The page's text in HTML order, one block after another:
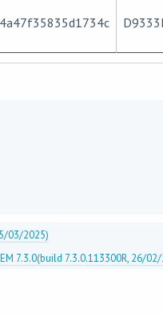
03/2025)
7.3.0(build 7.3.0.113300R, 26/